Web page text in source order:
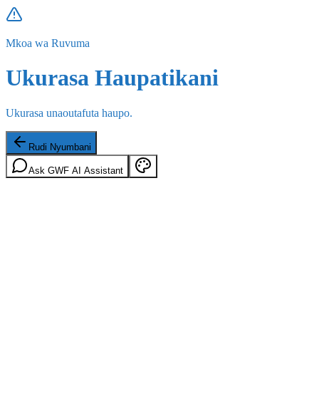
Mkoa wa Ruvuma
Ukurasa Haupatikani
Ukurasa unaoutafuta haupo.
Rudi Nyumbani
Ask GWF AI Assistant